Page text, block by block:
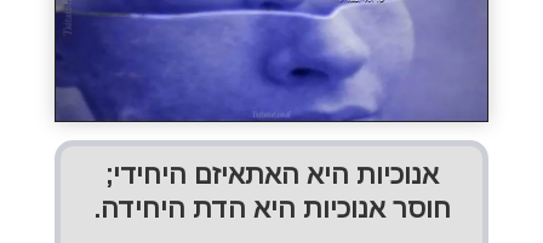
אנוכיות היא האתאיזם היחידי;
חוסר אנוכיות היא הדת היחידה.